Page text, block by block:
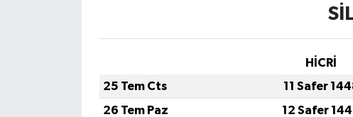
HİCRİ
25 Tem Cts
11 Safer
26 Tem Paz
12 Safer